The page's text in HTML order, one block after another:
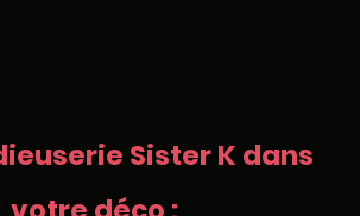
Sister K dans